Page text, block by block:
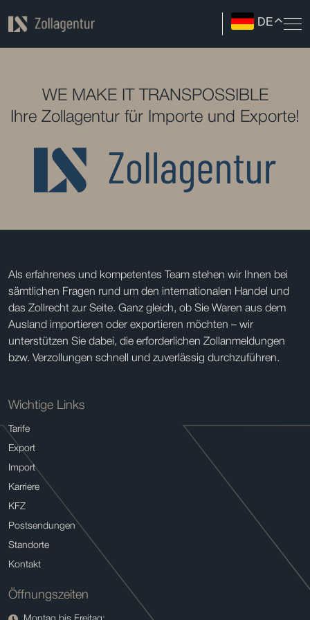
DE
WE MAKE IT TRANSPOSSIBLE
Ihre Zollagentur für Importe und Exporte!
Als erfahrenes und kompetentes Team stehen wir Ihnen bei
sämtlichen Fragen rund um den internationalen Handel und
das Zollrecht zur Seite. Ganz gleich, ob Sie Waren aus dem
Ausland importieren oder exportieren möchten – wir
unterstützen Sie dabei, die erforderlichen Zollanmeldungen
bzw. Verzollungen schnell und zuverlässig durchzuführen.
Wichtige Links
Tarife
Export
Import
Karriere
KFZ
Postsendungen
Standorte
Kontakt
Öffnungszeiten